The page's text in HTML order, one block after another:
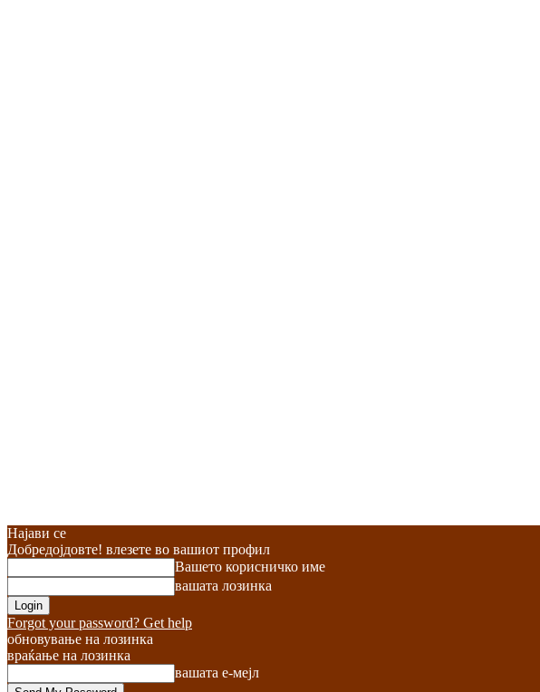
Најави се
Добредојдовте! влезете во вашиот профил
Вашето корисничко име
вашата лозинка
Forgot your password? Get help
обновување на лозинка
враќање на лозинка
вашата е-мејл